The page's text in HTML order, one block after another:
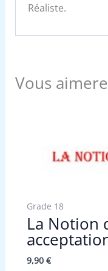
Réaliste.
Vous
Grade 18
La Notion
9,90 €